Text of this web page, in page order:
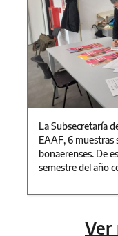
La Subsecretaría
EAAF, 6 muestras
bonaerenses. De
semestre del año
Ver